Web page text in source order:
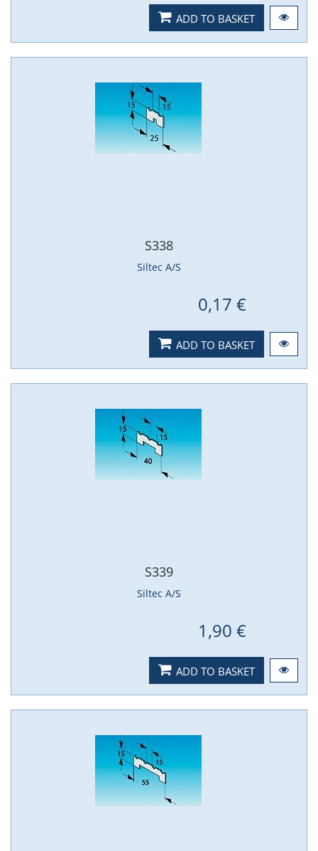
ADD TO BASKET
S338
Siltec A/S
0,17 €
ADD TO BASKET
S339
Siltec A/S
1,90 €
ADD TO BASKET